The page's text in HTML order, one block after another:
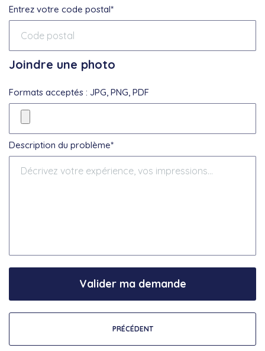
Entrez votre code postal*
Joindre une photo
Formats acceptés : JPG, PNG, PDF
Description du problème*
PRÉCÉDENT
Valider ma demande